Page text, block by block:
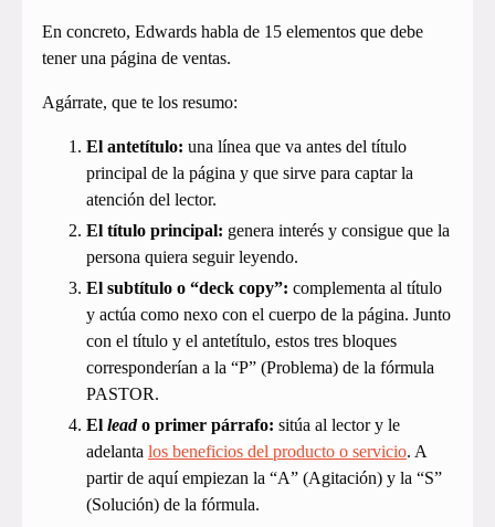
En concreto, Edwards habla de 15 elementos que debe
tener una página de ventas.
Agárrate, que te los resumo:
El antetítulo: una línea que va antes del título
principal de la página y que sirve para captar la
atención del lector.
El título principal: genera interés y consigue que la
persona quiera seguir leyendo.
El subtítulo o “deck copy”: complementa al título
y actúa como nexo con el cuerpo de la página. Junto
con el título y el antetítulo, estos tres bloques
corresponderían a la “P” (Problema) de la fórmula
PASTOR.
El leado primer párrafo: sitúa al lector y le
adelanta los beneficios del producto o servicio. A
partir de aquí empiezan la “A” (Agitación) y la “S”
(Solución) de la fórmula.